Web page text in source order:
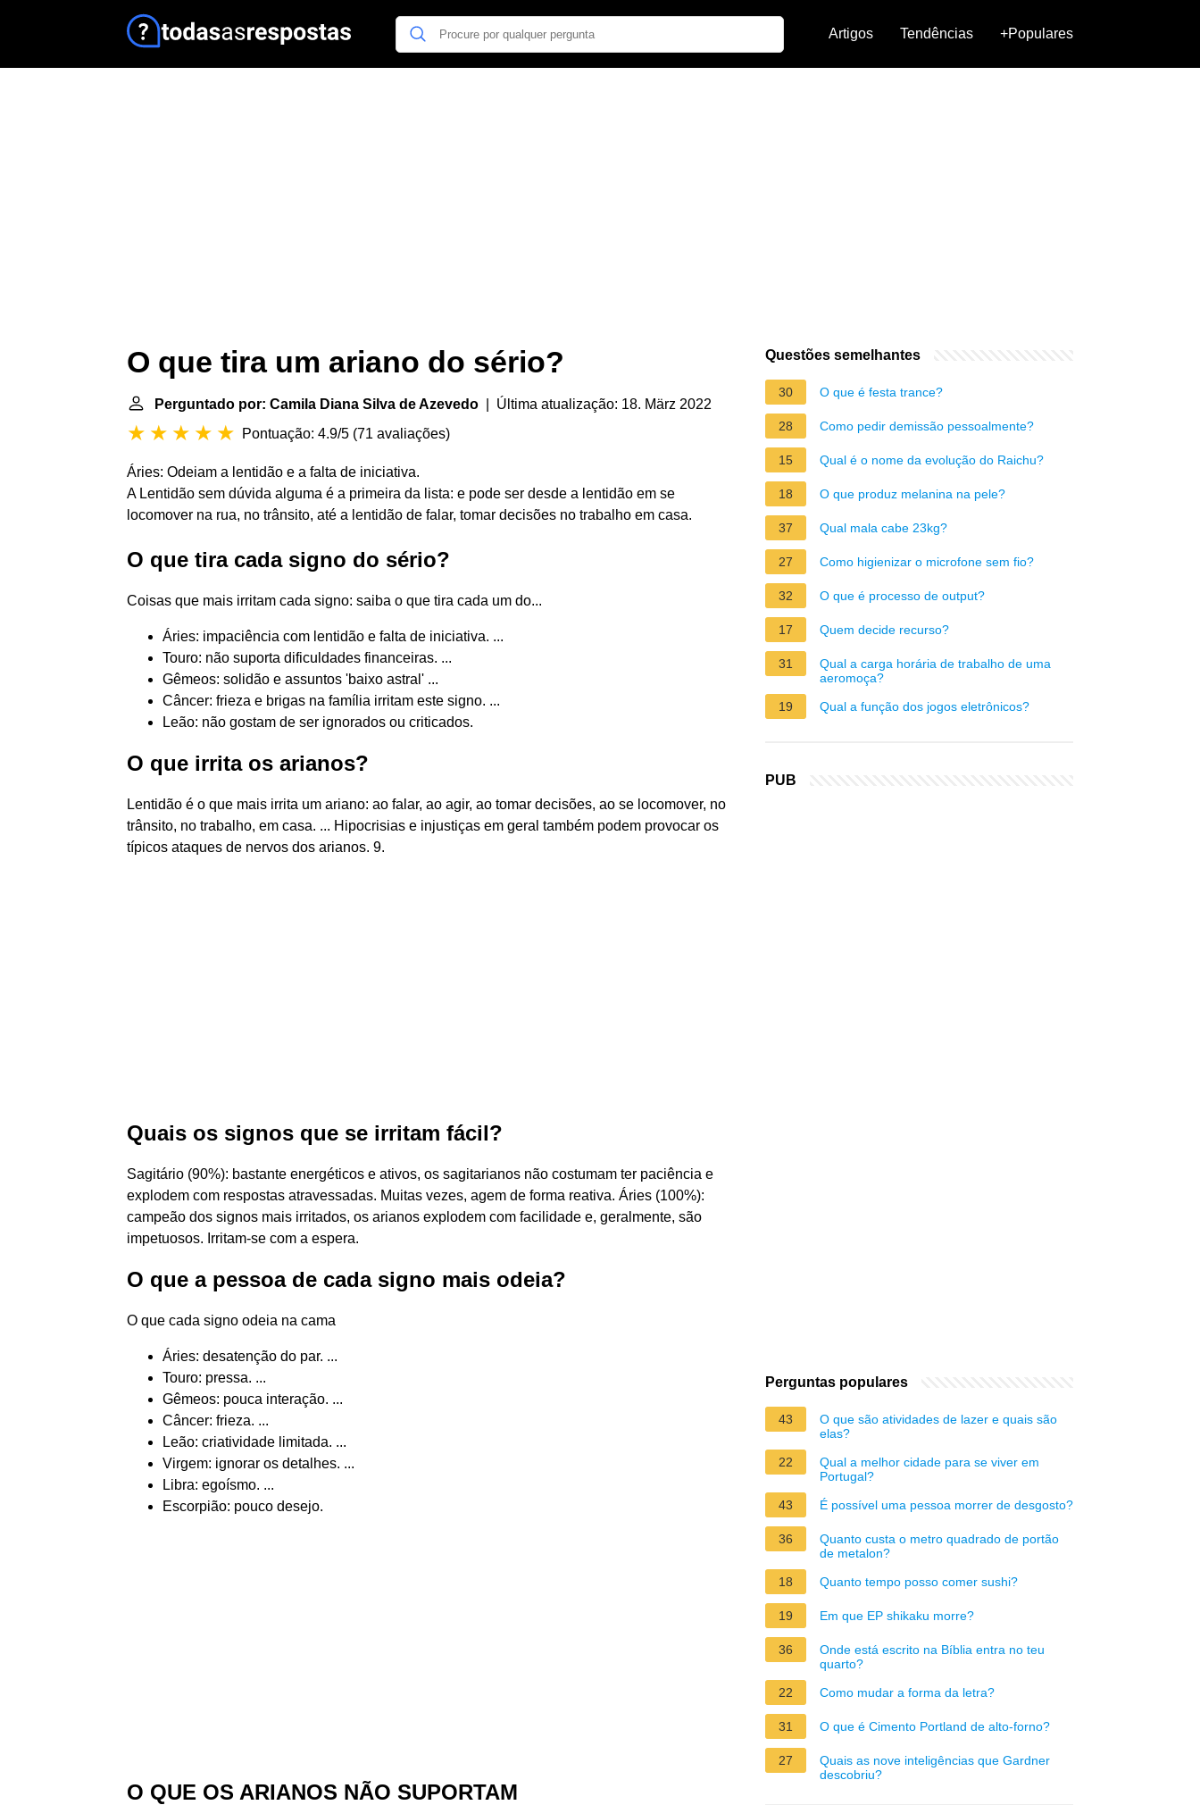
Artigos Tendências +Populares
O que tira um ariano do sério?
Perguntado por: Camila Diana Silva de Azevedo | Última atualização: 18. März 2022
Pontuação: 4.9/5 (71 avaliações)
Áries: Odeiam a lentidão e a falta de iniciativa.
A Lentidão sem dúvida alguma é a primeira da lista: e pode ser desde a lentidão em se
locomover na rua, no trânsito, até a lentidão de falar, tomar decisões no trabalho em casa.
O que tira cada signo do sério?
Coisas que mais irritam cada signo: saiba o que tira cada um do...
Áries: impaciência com lentidão e falta de iniciativa. ...
Touro: não suporta dificuldades financeiras. ...
Gêmeos: solidão e assuntos 'baixo astral' ...
Câncer: frieza e brigas na família irritam este signo. ...
Leão: não gostam de ser ignorados ou criticados.
O que irrita os arianos?
Lentidão é o que mais irrita um ariano: ao falar, ao agir, ao tomar decisões, ao se locomover, no
trânsito, no trabalho, em casa. ... Hipocrisias e injustiças em geral também podem provocar os
típicos ataques de nervos dos arianos. 9.
Quais os signos que se irritam fácil?
Sagitário (90%): bastante energéticos e ativos, os sagitarianos não costumam ter paciência e
explodem com respostas atravessadas. Muitas vezes, agem de forma reativa. Áries (100%):
campeão dos signos mais irritados, os arianos explodem com facilidade e, geralmente, são
impetuosos. Irritam-se com a espera.
O que a pessoa de cada signo mais odeia?
O que cada signo odeia na cama
Áries: desatenção do par. ...
Touro: pressa. ...
Gêmeos: pouca interação. ...
Câncer: frieza. ...
Leão: criatividade limitada. ...
Virgem: ignorar os detalhes. ...
Libra: egoísmo. ...
Escorpião: pouco desejo.
O QUE OS ARIANOS NÃO SUPORTAM
Questões semelhantes
30 O que é festa trance?
28 Como pedir demissão pessoalmente?
15 Qual é o nome da evolução do Raichu?
18 O que produz melanina na pele?
37 Qual mala cabe 23kg?
27 Como higienizar o microfone sem fio?
32 O que é processo de output?
17 Quem decide recurso?
31
Qual a carga horária de trabalho de uma
aeromoça?
19
Qual a função dos jogos eletrônicos?
PUB
Perguntas populares
43
O que são atividades de lazer e quais são
elas?
22
Qual a melhor cidade para se viver em
Portugal?
43
É possível uma pessoa morrer de desgosto?
36
Quanto custa o metro quadrado de portão
de metalon?
18
Quanto tempo posso comer sushi?
19 Em que EP shikaku morre?
36
Onde está escrito na Bíblia entra no teu
quarto?
22
Como mudar a forma da letra?
31 O que é Cimento Portland de alto-forno?
27
Quais as nove inteligências que Gardner
descobriu?